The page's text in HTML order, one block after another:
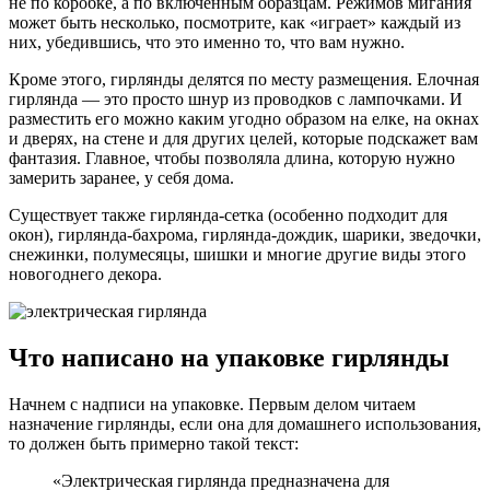
может быть несколько, посмотрите, как «играет» каждый из
них, убедившись, что это именно то, что вам нужно.
Кроме этого, гирлянды делятся по месту размещения. Елочная
гирлянда — это просто шнур из проводков с лампочками. И
разместить его можно каким угодно образом на елке, на окнах
и дверях, на стене и для других целей, которые подскажет вам
фантазия. Главное, чтобы позволяла длина, которую нужно
замерить заранее, у себя дома.
Существует также гирлянда-сетка (особенно подходит для
окон), гирлянда-бахрома, гирлянда-дождик, шарики, зведочки,
снежинки, полумесяцы, шишки и многие другие виды этого
новогоднего декора.
Что написано на упаковке гирлянды
Начнем с надписи на упаковке. Первым делом читаем
назначение гирлянды, если она для домашнего использования,
то должен быть примерно такой текст:
«Электрическая гирлянда предназначена для